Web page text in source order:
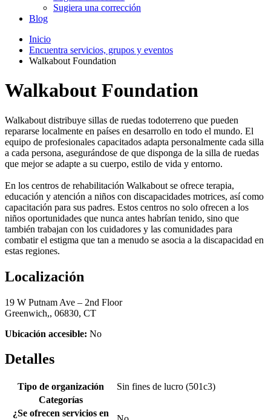
Sugiera una corrección
Blog
Inicio
Encuentra servicios, grupos y eventos
Walkabout Foundation
Walkabout Foundation
Walkabout distribuye sillas de ruedas todoterreno que pueden
repararse localmente en países en desarrollo en todo el mundo. El
equipo de profesionales capacitados adapta personalmente cada silla
a cada persona, asegurándose de que disponga de la silla de ruedas
que mejor se adapte a su cuerpo, estilo de vida y entorno.
En los centros de rehabilitación Walkabout se ofrece terapia,
educación y atención a niños con discapacidades motrices, así como
capacitación para sus padres. Estos centros no solo ofrecen a los
niños oportunidades que nunca antes habrían tenido, sino que
también trabajan con los cuidadores y las comunidades para
combatir el estigma que tan a menudo se asocia a la discapacidad en
estas regiones.
Localización
19 W Putnam Ave – 2nd Floor
Greenwich,, 06830, CT
Ubicación accesible: No
Detalles
Tipo de organización
Sin fines de lucro (501c3)
Categorías
¿Se ofrecen servicios en